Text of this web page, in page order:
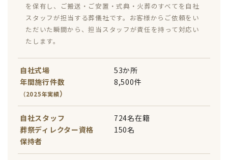
を保有し、ご搬送・ご安置・式典・火葬のすべてを自社
スタッフが担当する葬儀社です。お客様からご依頼をい
ただいた瞬間から、担当スタッフが責任を持って対応い
たします。
自社式場
53か所
年間施行件数
（2025年実績）
8,500件
自社スタッフ
724名在籍
葬祭ディレクター資格
保持者
150名